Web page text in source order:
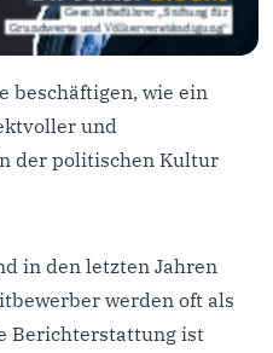
beschäftigen, wie ein
und
der politischen Kultur
in den letzten Jahren
werden oft als
Berichterstattung ist